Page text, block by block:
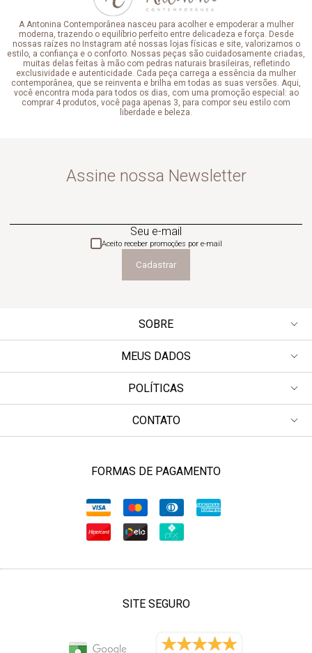
A Antonina Contemporânea nasceu para acolher e empoderar a mulher
moderna, trazendo o equilíbrio perfeito entre delicadeza e força. Desde
nossas raízes no Instagram até nossas lojas físicas e site, valorizamos o
estilo, a confiança e o conforto. Nossas peças são cuidadosamente criadas,
muitas delas feitas à mão com pedras naturais brasileiras, refletindo
exclusividade e autenticidade. Cada peça carrega a essência da mulher
contemporânea, que se reinventa e brilha em todas as suas versões. Aqui,
você encontra moda para todos os dias, com uma promoção especial: ao
comprar 4 produtos, você paga apenas 3, para compor seu estilo com
liberdade e beleza.
Assine nossa Newsletter
Seu e-mail
Cadastrar
Aceito receber promoções por e-mail
SOBRE
MEUS DADOS
POLÍTICAS
CONTATO
FORMAS DE PAGAMENTO
SITE SEGURO